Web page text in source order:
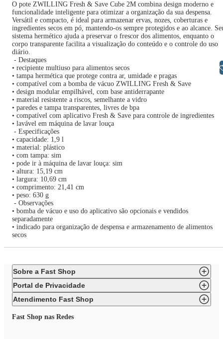
O pote ZWILLING Fresh & Save Cube 2M combina design moderno e
funcionalidade inteligente para otimizar a organização da sua despensa.
Versátil e compacto, é ideal para armazenar ervas, nozes, coberturas e
ingredientes secos em pó, mantendo-os sempre protegidos e ao alcance.
sistema hermético ajuda a preservar o frescor dos alimentos, enquanto o
corpo transparente facilita a visualização do conteúdo e o controle do uso
diário.
- Destaques
• recipiente multiuso para alimentos secos
• tampa hermética que protege contra ar, umidade e pragas
• compatível com a bomba de vácuo ZWILLING Fresh & Save
• design modular empilhável, com base antiderrapante
• material resistente a riscos, semelhante a vidro
• paredes e tampa transparentes, livres de bpa
• compatível com aplicativo Fresh & Save para controle de ingredientes
• lavável em máquina de lavar louça
- Especificações
• capacidade: 1,9 l
• material: plástico
• com tampa: sim
• pode ir à máquina de lavar louça: sim
• altura: 15,19 cm
• largura: 10,69 cm
• comprimento: 21,41 cm
• peso: 630 g
- Observações
• bomba de vácuo e uso do aplicativo são opcionais e vendidos
separadamente
• indicado para organização de despensa e armazenamento de alimentos
secos
Sobre a Fast Shop
Portal de Privacidade
Atendimento Fast Shop
Fast Shop nas Redes